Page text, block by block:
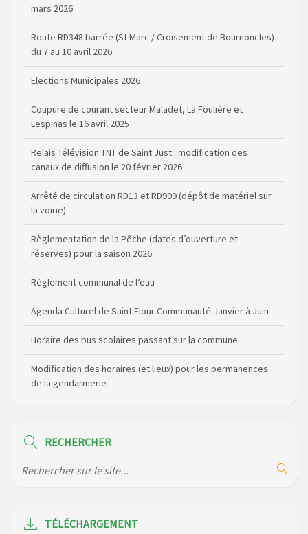
mars 2026
Route RD348 barrée (St Marc / Croisement de Bournoncles)
du 7 au 10 avril 2026
Elections Municipales 2026
Coupure de courant secteur Maladet, La Foulière et
Lespinas le 16 avril 2025
Relais Télévision TNT de Saint Just : modification des
canaux de diffusion le 20 février 2026
Arrêté de circulation RD13 et RD909 (dépôt de matériel sur
la voirie)
Règlementation de la Pêche (dates d’ouverture et
réserves) pour la saison 2026
Règlement communal de l’eau
Agenda Culturel de Saint Flour Communauté Janvier à Juin
Horaire des bus scolaires passant sur la commune
Modification des horaires (et lieux) pour les permanences
de la gendarmerie
bungalows bois, ses chalets et sa piscine
RECHERCHER
TÉLÉCHARGEMENT